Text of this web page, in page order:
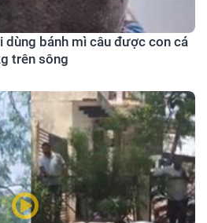
dùng bánh mì câu được con cá
trên sông